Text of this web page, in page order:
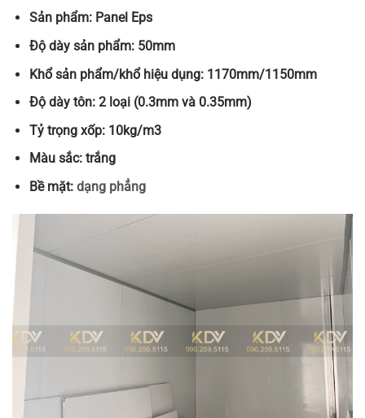
Sản phẩm: Panel Eps
Độ dày sản phẩm: 50mm
Khổ sản phẩm/khổ hiệu dụng: 1170mm/1150mm
Độ dày tôn: 2 loại (0.3mm và 0.35mm)
Tỷ trọng xốp: 10kg/m3
Màu sắc: trắng
Bề mặt:dạng phẳng